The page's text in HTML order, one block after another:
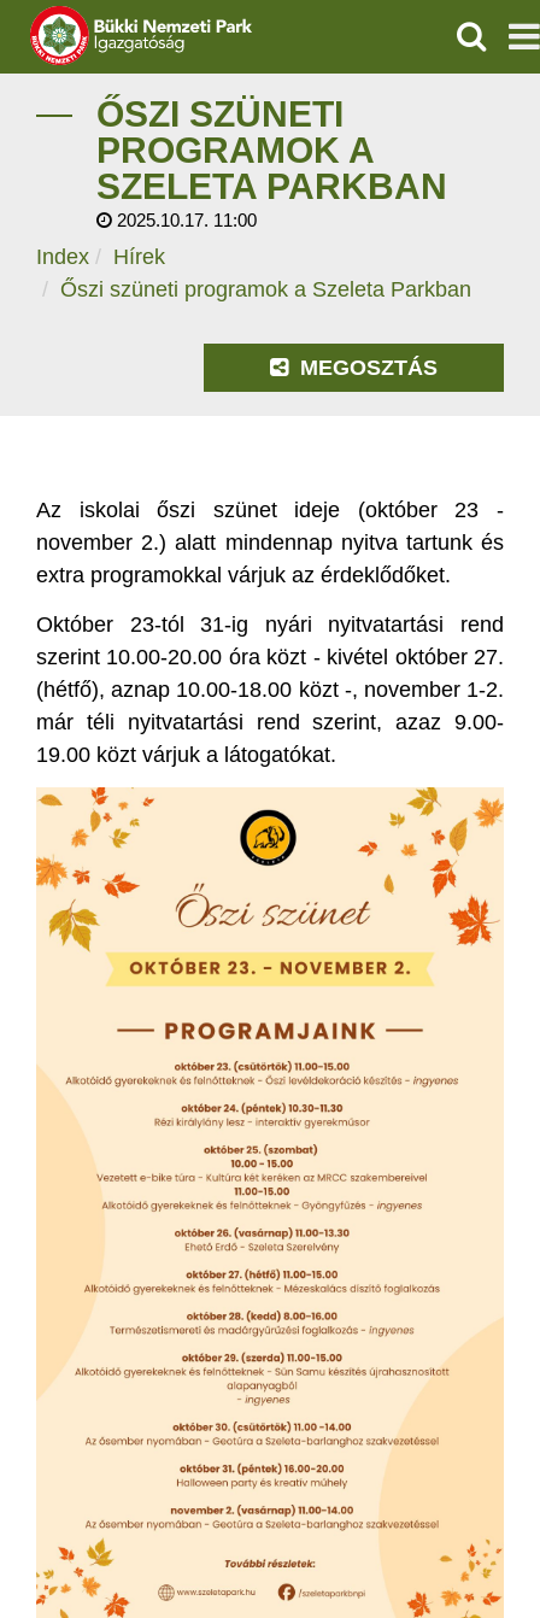
IGAZGATÓSÁG
TERMÉSZETVÉDELEM
VÍZVÉDELEM
ÖKOTURIZMUS
ŐSZI SZÜNETI
PROGRAMOK A
SZELETA PARKBAN
2025.10.17. 11:00
Index
Hírek
Őszi szüneti programok a Szeleta Parkban
MEGOSZTÁS
Az iskolai őszi szünet ideje (október 23 -
november 2.) alatt mindennap nyitva tartunk és
extra programokkal várjuk az érdeklődőket.
Október 23-tól 31-ig nyári nyitvatartási rend
szerint 10.00-20.00 óra közt - kivétel október 27.
(hétfő), aznap 10.00-18.00 közt -, november 1-2.
már téli nyitvatartási rend szerint, azaz 9.00-
19.00 közt várjuk a látogatókat.